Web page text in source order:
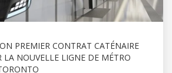
PREMIER CONTRAT CATÉNAIRE
LA NOUVELLE LIGNE DE MÉTRO